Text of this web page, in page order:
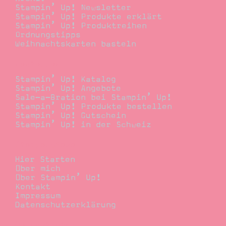
Stampin’ Up! Newsletter
Stampin’ Up! Produkte erklärt
Stampin’ Up! Produktreihen
Ordnungstipps
Weihnachtskarten basteln
Stampin’ Up! Katalog
Stampin’ Up! Angebote
Sale-a-Bration bei Stampin’ Up!
Stampin’ Up! Produkte bestellen
Stampin’ Up! Gutschein
Stampin’ Up! in der Schweiz
Hier Starten
Über mich
Über Stampin’ Up!
Kontakt
Impressum
Datenschutzerklärung